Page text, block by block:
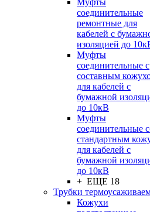
Муфты
соединительные
ремонтные для
кабелей с
изоляцией до
Муфты
соединительные с
составным
для кабелей с
бумажной
до 10кВ
Муфты
соединительные
стандартным
для кабелей с
бумажной
до 10кВ
+ ЕЩЕ 18
Трубки
Кожухи